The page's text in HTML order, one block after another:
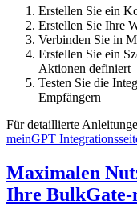
Erstellen Sie ein
Erstellen Sie Ihre
Verbinden Sie in
Erstellen Sie ein
Aktionen definiert
Testen Sie die
Empfängern
Für detaillierte
meinGPT
Maximalen
Ihre